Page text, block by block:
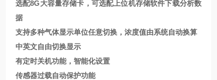
选配8G大容量存储卡，可选配上位机存储软件下载分析数
据
支持多种气体显示单位任意切换，浓度值由系统自动换算
中英文自由切换显示
有定时关机功能，智能化设置
传感器过载自动保护功能